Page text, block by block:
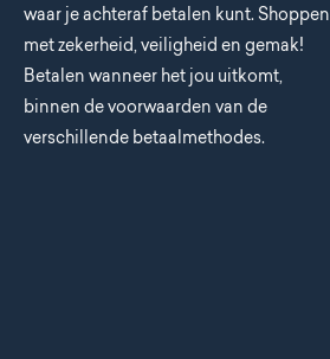
waar je achteraf betalen kunt. Shoppen
met zekerheid, veiligheid en gemak!
Betalen wanneer het jou uitkomt,
binnen de voorwaarden van de
verschillende betaalmethodes.